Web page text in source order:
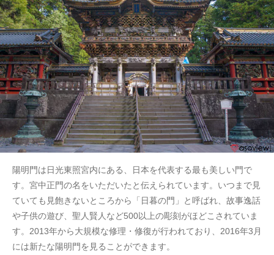
陽明門は日光東照宮内にある、日本を代表する最も美しい門で
す。宮中正門の名をいただいたと伝えられています。いつまで見
ていても見飽きないところから「日暮の門」と呼ばれ、故事逸話
や子供の遊び、聖人賢人など500以上の彫刻がほどこされていま
す。2013年から大規模な修理・修復が行われており、2016年3月
には新たな陽明門を見ることができます。